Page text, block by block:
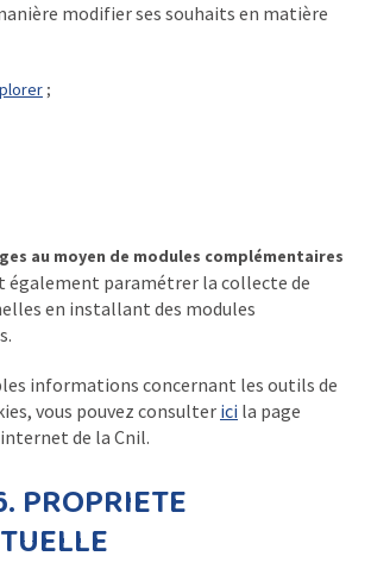
modifier ses souhaits en matière
;
au moyen de modules complémentaires
également paramétrer la collecte de
en installant des modules
informations concernant les outils de
vous pouvez consulter ici la page
de la Cnil.
PROPRIETE